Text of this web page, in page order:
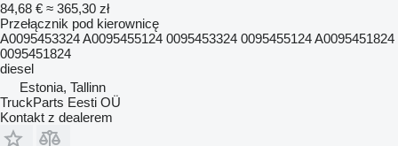
84,68 € ≈ 365,30 zł
Przełącznik pod kierownicę
A0095453324 A0095455124 0095453324 0095455124 A0095451824
0095451824
diesel
Estonia, Tallinn
TruckParts Eesti OÜ
Kontakt z dealerem